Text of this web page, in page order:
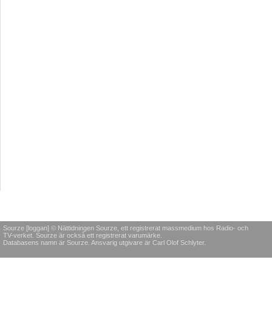
Sourze [loggan] © Nättidningen Sourze, ett registrerat massmedium hos Radio- och
TV-verket. Sourze är också ett registrerat varumärke.
Databasens namn är Sourze. Ansvarig utgivare är Carl Olof Schlyter.